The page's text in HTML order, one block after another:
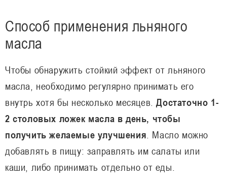
Способ применения льняного
масла
Чтобы обнаружить стойкий эффект от льняного
масла, необходимо регулярно принимать его
внутрь хотя бы несколько месяцев.Достаточно 1-
2 столовых ложек масла в день, чтобы
получить желаемые улучшения . Масло можно
добавлять в пищу: заправлять им салаты или
каши, либо принимать отдельно от еды.